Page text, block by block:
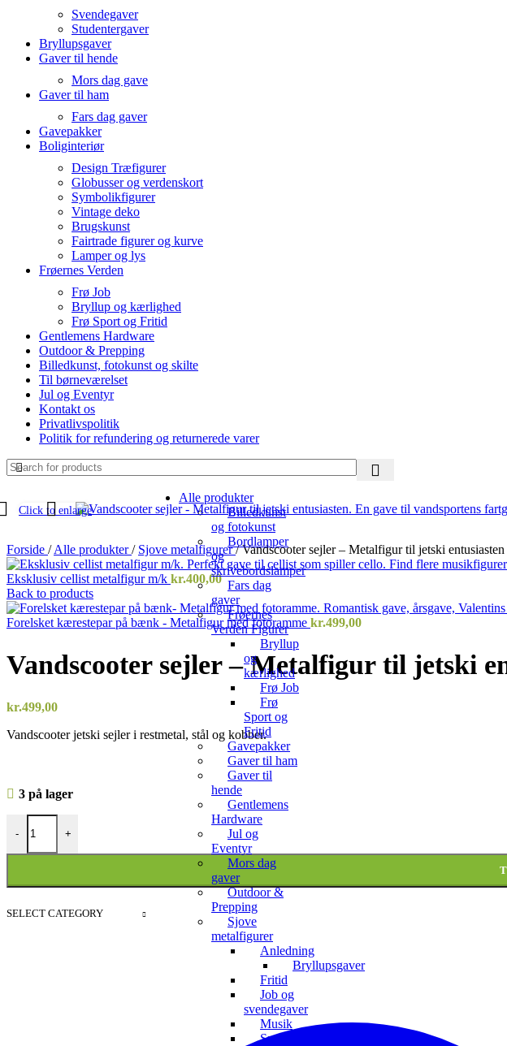
Svendegaver
Studentergaver
Bryllupsgaver
Gaver til hende
Mors dag gave
Gaver til ham
Fars dag gaver
Gavepakker
Boliginteriør
Design Træfigurer
Globusser og verdenskort
Symbolikfigurer
Vintage deko
Brugskunst
Fairtrade figurer og kurve
Lamper og lys
Frøernes Verden
Frø Job
Bryllup og kærlighed
Frø Sport og Fritid
Gentlemens Hardware
Outdoor & Prepping
Billedkunst, fotokunst og skilte
Til børneværelset
Jul og Eventyr
Kontakt os
Privatlivspolitik
Politik for refundering og returnerede varer
SELECT CATEGORY
Alle produkter
Billedkunst
og fotokunst
Bordlamper
og
skrivebordslamper
Fars dag
gaver
Frøernes
Verden Figurer
Bryllup
og
kærlighed
Frø Job
Frø
Sport og
Fritid
Gavepakker
Gaver til ham
Gaver til
hende
Gentlemens
Hardware
Jul og
Eventyr
Mors dag
gaver
Outdoor &
Prepping
Sjove
metalfigurer
Anledning
Bryllupsgaver
Fritid
Job og
svendegaver
Musik
Sport
Click to enlarge
Forside / Alle produkter/ Sjove metalfigurer/ Vandscooter sejler – Metalfigur til jetski entusiasten
Eksklusiv cellist metalfigur m/k kr.400,00
Back to products
Forelsket kærestepar på bænk - Metalfigur med fotoramme kr.499,00
Vandscooter sejler – Metalfigur til jetski
kr.499,00
Vandscooter jetski sejler i restmetal, stål og kobber.
3 på lager
-
Vandscooter sejler - Metalfigur til jetski entusiasten antal
+